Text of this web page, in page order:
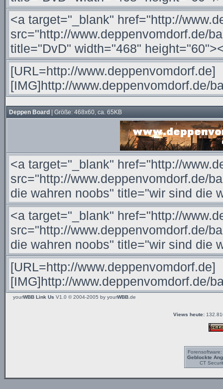
Deppen Board | Größe: 468x60, ca. 65KB
yourWBB Link Us V1.0 © 2004-2005 by yourWBB.de
Views heute:
Forensoftware:
Geblockte
CT